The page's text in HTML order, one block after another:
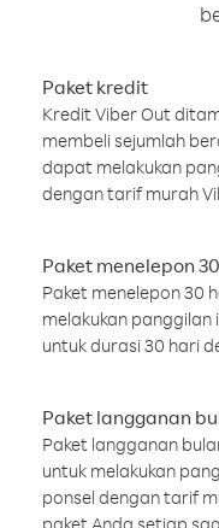
Paket kredit
Kredit Viber Out
membeli sejumlah
dapat melakukan
dengan tarif murah
Paket menelepon
Paket menelepon 30
melakukan panggilan
untuk durasi 30 hari
Paket langganan
Paket langganan
untuk melakukan
ponsel dengan tarif